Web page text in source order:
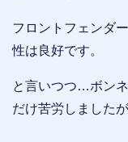
フロントフェンダ
性は良好です。
と言いつつ…ボン
だけ苦労しました